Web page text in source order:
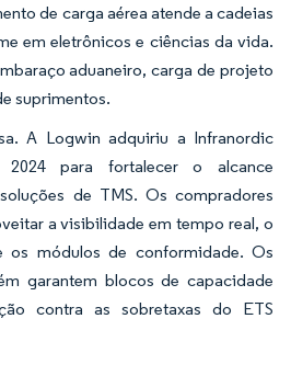
de carga aérea atende a cadeias
em eletrônicos e ciências da vida.
aduaneiro, carga de projeto
suprimentos.
A Logwin adquiriu a Infranordic
para fortalecer o alcance
de TMS. Os compradores
a visibilidade em tempo real, o
os módulos de conformidade. Os
garantem blocos de capacidade
contra as sobretaxas do ETS